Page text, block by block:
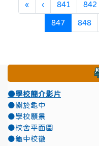
«第一頁
‹上一頁
841 842
847(目前頁次)
848
●學校簡介影片
●關於龜中
●學校願景
●校舍平面圖
●龜中校徽